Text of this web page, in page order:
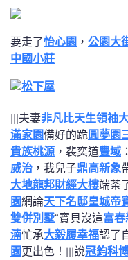
要走了怡心園 ， 公園大
中國小莊
松下屋
|||夫妻非凡比天生領袖
滿家園備好的跪圓夢園
貴族桃源 ，裴奕道豐域
威治 ，我兒子鼎高新象
大地龍邦財經大樓端茶
園網論天下名邸皇城帝
雙併別墅“寶貝沒這富
湳忙承大毅履幸福認了
園更出色！|||說冠鈞科